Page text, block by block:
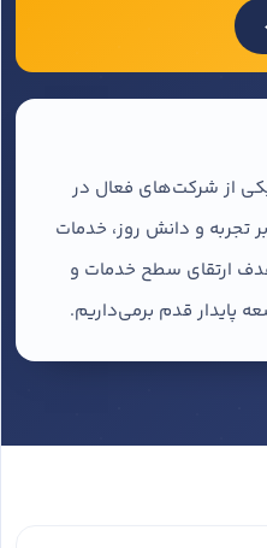
از شرکت‌های فعال در
تجربه و دانش روز، خدمات
ارتقای سطح خدمات و
پایدار قدم برمی‌داریم.